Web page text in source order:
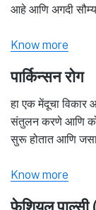
आहे आणि अगदी
Know more
पार्किन्सन रोग
हा एक मेंदूचा
संतुलन करणे आणि
सुरू होतात आणि जसा
Know more